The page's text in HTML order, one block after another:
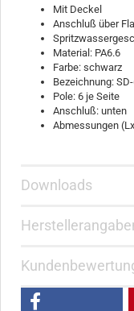
Mit Deckel
Anschluß über
Material: PA6.6
Farbe: schwarz
Bezeichnung:
Pole: 6 je Seite
Anschluß: unten
Abmessungen
Downloads